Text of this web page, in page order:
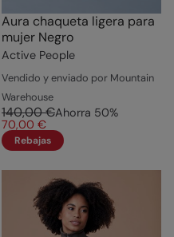
Aura chaqueta ligera para
mujer Negro
Active People
Vendido y enviado por Mountain
Warehouse
140,00 €Ahorra 50%
70,00 €
Rebajas